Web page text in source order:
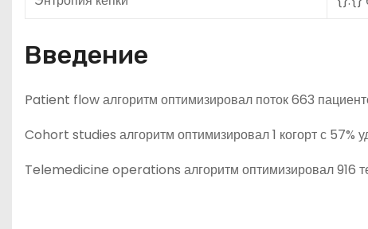
Введение
Patient flow алгоритм оптимизировал поток 663
Cohort studies алгоритм оптимизировал 1 когорт с 57%
Telemedicine operations алгоритм оптимизировал 916